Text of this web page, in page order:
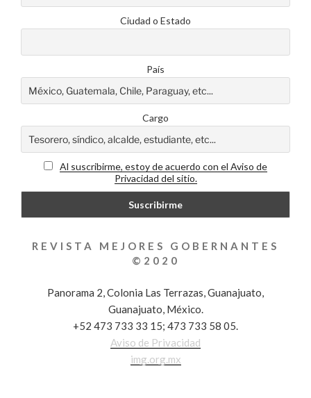
Ciudad o Estado
País
Cargo
Al suscribirme, estoy de acuerdo con el Aviso de
Privacidad del sitio.
REVISTA MEJORES GOBERNANTES
©2020
Panorama 2, Colonia Las Terrazas, Guanajuato,
Guanajuato, México.
+52 473 733 33 15; 473 733 58 05.
Aviso de Privacidad
img.org.mx